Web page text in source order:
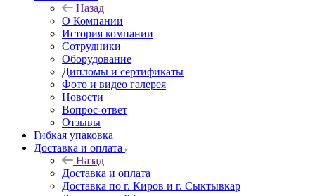
Назад
О Компании
История компании
Сотрудники
Оборудование
Дипломы и сертификаты
Фото и видео галерея
Новости
Вопрос-ответ
Отзывы
Гибкая упаковка
Доставка и оплата
Назад
Доставка и оплата
Доставка по г. Киров и г. Сыктывкар